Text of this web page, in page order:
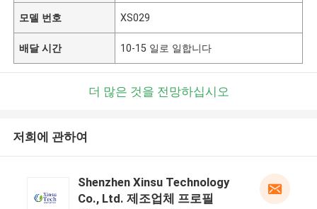
모델 번호 XS029
배달 시간 10-15 일로 일합니다
더 많은 것을 전망하십시오
저희에 관하여
Shenzhen Xinsu Technology
Co., Ltd. 제조업체 프로필